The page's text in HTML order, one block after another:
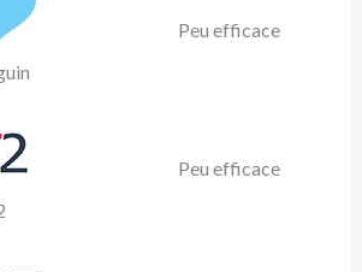
Peu efficace
Peu efficace